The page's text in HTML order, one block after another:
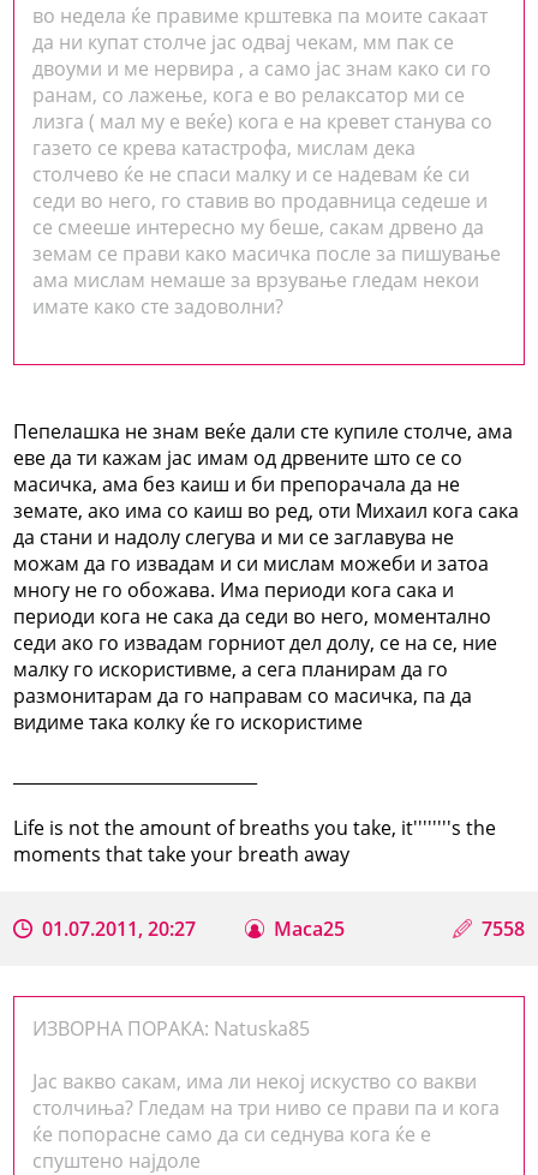
во недела ќе правиме крштевка па моите сакаат
да ни купат столче јас одвај чекам, мм пак се
двоуми и ме нервира , а само јас знам како си го
ранам, со лажење, кога е во релаксатор ми се
лизга ( мал му е веќе) кога е на кревет станува со
газето се крева катастрофа, мислам дека
столчево ќе не спаси малку и се надевам ќе си
седи во него, го ставив во продавница седеше и
се смееше интересно му беше, сакам дрвено да
земам се прави како масичка после за пишување
ама мислам немаше за врзување гледам некои
имате како сте задоволни?
Пепелашка не знам веќе дали сте купиле столче, ама
еве да ти кажам јас имам од дрвените што се со
масичка, ама без каиш и би препорачала да не
земате, ако има со каиш во ред, оти Михаил кога сака
да стани и надолу слегува и ми се заглавува не
можам да го извадам и си мислам можеби и затоа
многу не го обожава. Има периоди кога сака и
периоди кога не сака да седи во него, моментално
седи ако го извадам горниот дел долу, се на се, ние
малку го искористивме, а сега планирам да го
размонитарам да го направам со масичка, па да
видиме така колку ќе го искористиме
Life is not the amount of breaths you take, it''''''''s the
moments that take your breath away
01.07.2011, 20:27 Maca25 7558
ИЗВОРНА ПОРАКА: Natuska85
Јас вакво сакам, има ли некој искуство со вакви
столчиња? Гледам на три ниво се прави па и кога
ќе попорасне само да си седнува кога ќе е
спуштено најдоле